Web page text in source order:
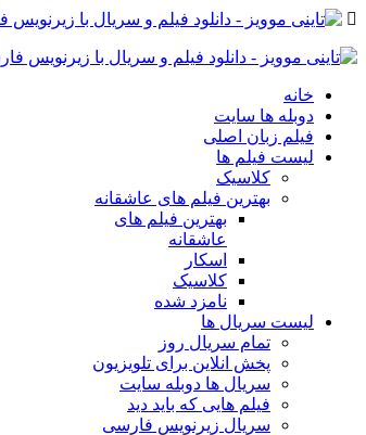
خانه
دوبله ها سایت
فیلم زبان اصلی
لیست فیلم ها
کلاسیک
بهترین فیلم های عاشقانه
بهترین فیلم های
عاشقانه
اسکار
کلاسیک
نامزد شده
لیست سریال ها
تمام سریال روز
پخش انلاین برای تلویزیون
سریال ها دوبله سایت
فیلم هایی که باید دید
سریال زیرنویس فارسی